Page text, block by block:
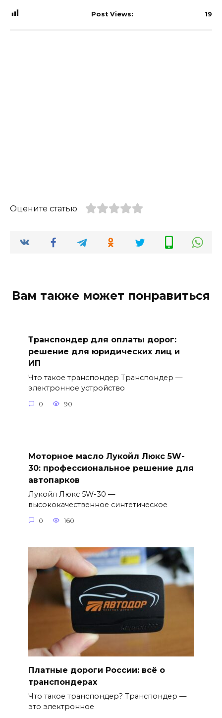
Post Views: 19
Оцените статью
Вам также может понравиться
Транспондер для оплаты дорог:
решение для юридических лиц и
ИП
Что такое транспондер Транспондер —
электронное устройство
0 90
Моторное масло Лукойл Люкс 5W-
30: профессиональное решение для
автопарков
Лукойл Люкс 5W-30 —
высококачественное синтетическое
0 160
Платные дороги России: всё о
транспондерах
Что такое транспондер? Транспондер —
это электронное